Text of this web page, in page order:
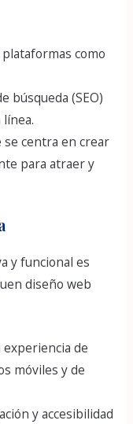
como
búsqueda (SEO)
centra en crear
para atraer y
y funcional es
diseño web
experiencia de
móviles y de
y accesibilidad